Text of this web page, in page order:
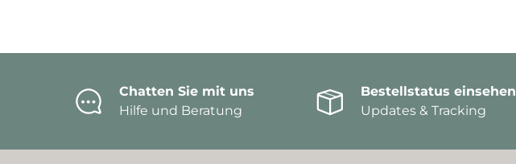
Chatten Sie mit uns
Hilfe und Beratung
Bestellstatus einsehen
Updates & Tracking